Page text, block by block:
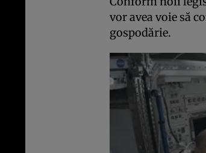
vor avea voie să
gospodărie.